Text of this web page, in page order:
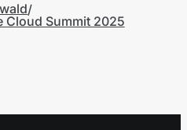
Cloud Summit 2025